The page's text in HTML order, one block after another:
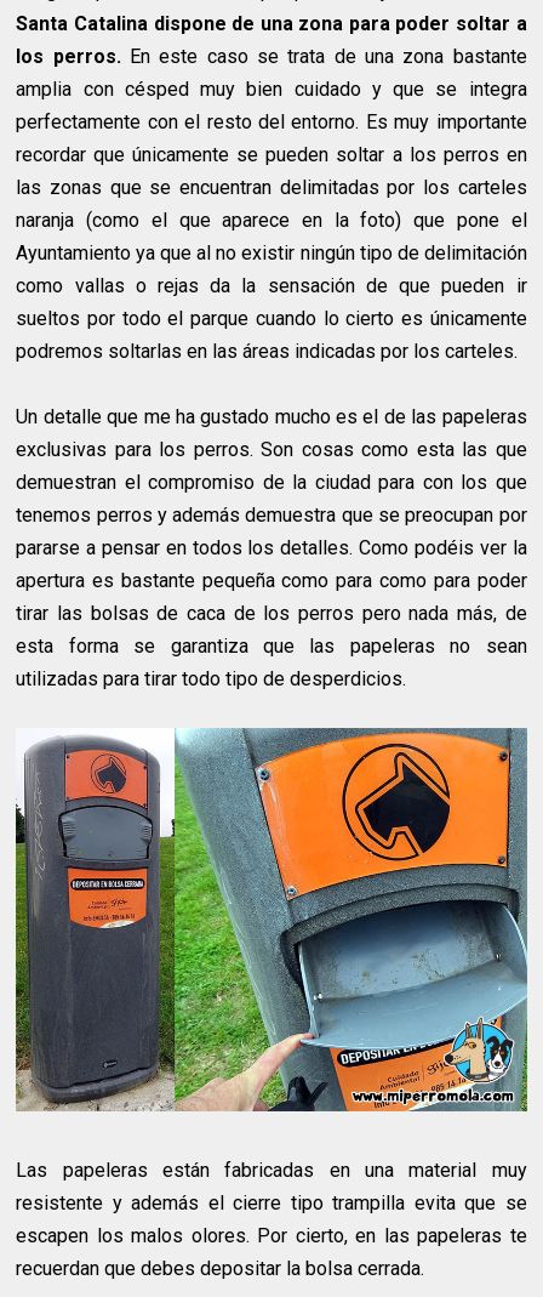
Santa Catalina dispone de una zona para poder soltar a
los perros.En este caso se trata de una zona bastante
amplia con césped muy bien cuidado y que se integra
perfectamente con el resto del entorno. Es muy importante
recordar que únicamente se pueden soltar a los perros en
las zonas que se encuentran delimitadas por los carteles
naranja (como el que aparece en la foto) que pone el
Ayuntamiento ya que al no existir ningún tipo de delimitación
como vallas o rejas da la sensación de que pueden ir
sueltos por todo el parque cuando lo cierto es únicamente
podremos soltarlas en las áreas indicadas por los carteles.
Un detalle que me ha gustado mucho es el de las papeleras
exclusivas para los perros. Son cosas como esta las que
demuestran el compromiso de la ciudad para con los que
tenemos perros y además demuestra que se preocupan por
pararse a pensar en todos los detalles. Como podéis ver la
apertura es bastante pequeña como para como para poder
tirar las bolsas de caca de los perros pero nada más, de
esta forma se garantiza que las papeleras no sean
utilizadas para tirar todo tipo de desperdicios.
Las papeleras están fabricadas en una material muy
resistente y además el cierre tipo trampilla evita que se
escapen los malos olores. Por cierto, en las papeleras te
recuerdan que debes depositar la bolsa cerrada.